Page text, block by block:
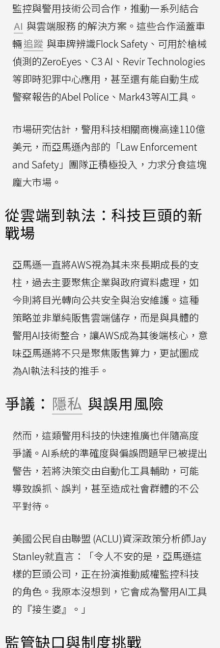
監控與警用技術公司合作，推動一系列結合
AI 與雲端服務 的解決方案。這些合作涵蓋車
輛追蹤 與車牌辨識Flock Safety、可用於槍械
偵測的ZeroEyes、C3 AI、Revir Technologies
等即時犯罪中心應用，甚至還有能自動生成
警察報告的Abel Police、Mark43等AI工具。
市場研究估計，警用科技相關商機高達110億
美元，而亞馬遜內部的「Law Enforcement
and Safety」團隊正積極投入，力求分食這塊
龐大市場。
從雲端到執法：科技巨頭的新
戰場
亞馬遜一直將AWS視為其未來長期成長的支
柱，過去主要聚焦企業與政府資料處理，如
今則將目光轉向公共安全與治安維護。這種
策略並非單純販售雲端儲存，而是與具體的
警用AI技術整合，讓AWS成為其後端核心，意
味亞馬遜將不只是聚焦販售算力，更試圖成
為AI執法科技的推手。
爭議： 隱私 與誤用風險
然而，這類警用科技的快速推廣也伴隨高度
爭議。AI系統的準確度與偏誤問題早已被提出
警告，若將決策交由自動化工具輔助，可能
導致誤抓、誤判，甚至造成社會群體的不公
平對待。
美國公民自由聯盟 (ACLU)資深政策分析師Jay
Stanley就直言：「令人不安的是，亞馬遜這
樣的巨頭公司，正在扮演推動威權監控科技
的角色。我原本沒想到，它會成為警用AI工具
的『接生婆』。」
監管缺口與制度挑戰